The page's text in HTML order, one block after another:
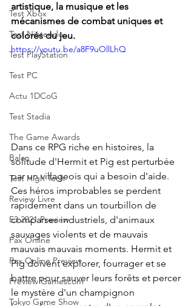
Test Xbox
Test Nintendo
Test PlayStation
Test PC
Actu 1DCoG
Test Stadia
The Game Awards
Balan
Test High Tech
Review Livre
E3 2021 Preview
Pax Online
Pax Online Preview
Preview Gamescom
Tokyo Game Show
artistique, la musique et les
mécanismes de combat uniques et
colorés du jeu.
https://youtu.be/a8F9uOllLhQ
Dans ce RPG riche en histoires, la
solitude d'Hermit et Pig est perturbée
par un villageois qui a besoin d'aide.
Ces héros improbables se perdent
rapidement dans un tourbillon de
comparses industriels, d'animaux
sauvages violents et de mauvais
mauvais mauvais moments. Hermit et
Pig doivent explorer, fourrager et se
battre pour sauver leurs forêts et percer
le mystère d'un champignon